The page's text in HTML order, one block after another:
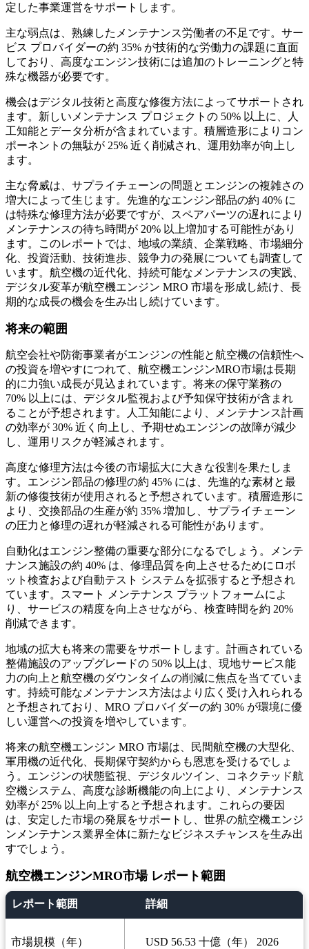
定した事業運営をサポートします。
主な弱点は、熟練したメンテナンス労働者の不足です。サー
ビス プロバイダーの約 35% が技術的な労働力の課題に直面
しており、高度なエンジン技術には追加のトレーニングと特
殊な機器が必要です。
機会はデジタル技術と高度な修復方法によってサポートされ
ます。新しいメンテナンス プロジェクトの 50% 以上に、人
工知能とデータ分析が含まれています。積層造形によりコン
ポーネントの無駄が 25% 近く削減され、運用効率が向上し
ます。
主な脅威は、サプライチェーンの問題とエンジンの複雑さの
増大によって生じます。先進的なエンジン部品の約 40% に
は特殊な修理方法が必要ですが、スペアパーツの遅れにより
メンテナンスの待ち時間が 20% 以上増加する可能性があり
ます。このレポートでは、地域の業績、企業戦略、市場細分
化、投資活動、技術進歩、競争力の発展についても調査して
います。航空機の近代化、持続可能なメンテナンスの実践、
デジタル変革が航空機エンジン MRO 市場を形成し続け、長
期的な成長の機会を生み出し続けています。
将来の範囲
航空会社や防衛事業者がエンジンの性能と航空機の信頼性へ
の投資を増やすにつれて、航空機エンジンMRO市場は長期
的に力強い成長が見込まれています。将来の保守業務の
70% 以上には、デジタル監視および予知保守技術が含まれ
ることが予想されます。人工知能により、メンテナンス計画
の効率が 30% 近く向上し、予期せぬエンジンの故障が減少
し、運用リスクが軽減されます。
高度な修理方法は今後の市場拡大に大きな役割を果たしま
す。エンジン部品の修理の約 45% には、先進的な素材と最
新の修復技術が使用されると予想されています。積層造形に
より、交換部品の生産が約 35% 増加し、サプライチェーン
の圧力と修理の遅れが軽減される可能性があります。
自動化はエンジン整備の重要な部分になるでしょう。メンテ
ナンス施設の約 40% は、修理品質を向上させるためにロボ
ット検査および自動テスト システムを拡張すると予想され
ています。スマート メンテナンス プラットフォームによ
り、サービスの精度を向上させながら、検査時間を約 20%
削減できます。
地域の拡大も将来の需要をサポートします。計画されている
整備施設のアップグレードの 50% 以上は、現地サービス能
力の向上と航空機のダウンタイムの削減に焦点を当てていま
す。持続可能なメンテナンス方法はより広く受け入れられる
と予想されており、MRO プロバイダーの約 30% が環境に優
しい運営への投資を増やしています。
将来の航空機エンジン MRO 市場は、民間航空機の大型化、
軍用機の近代化、長期保守契約からも恩恵を受けるでしょ
う。エンジンの状態監視、デジタルツイン、コネクテッド航
空機システム、高度な診断機能の向上により、メンテナンス
効率が 25% 以上向上すると予想されます。これらの要因
は、安定した市場の発展をサポートし、世界の航空機エンジ
ンメンテナンス業界全体に新たなビジネスチャンスを生み出
すでしょう。
航空機エンジンMRO市場 レポート範囲
レポート範囲 詳細
市場規模（年） USD 56.53 十億（年） 2026